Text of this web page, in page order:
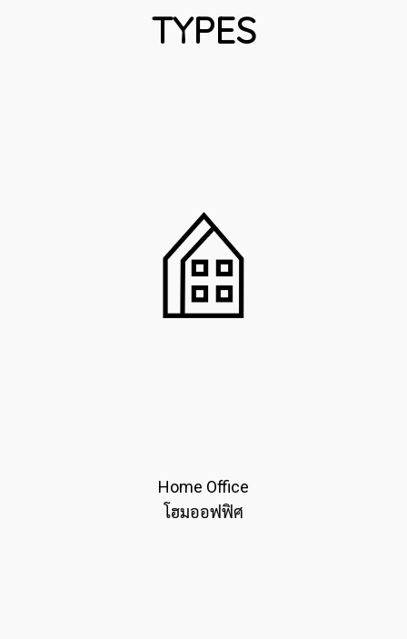
TYPES
Home Office
โฮมออฟฟิศ